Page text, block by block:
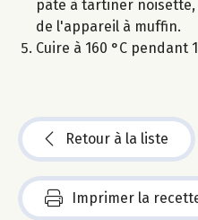
pâte à tartiner
de l'appareil à muffin.
Cuire à 160 °C pendant
Retour à la liste
Imprimer la